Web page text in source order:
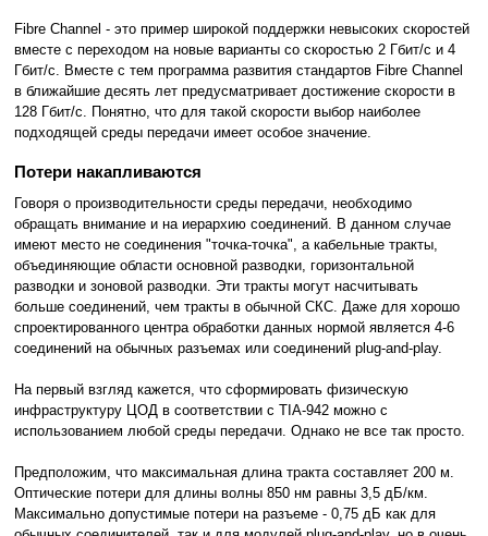
Fibre Channel - это пример широкой поддержки невысоких скоростей
вместе с переходом на новые варианты со скоростью 2 Гбит/с и 4
Гбит/с. Вместе с тем программа развития стандартов Fibre Channel
в ближайшие десять лет предусматривает достижение скорости в
128 Гбит/с. Понятно, что для такой скорости выбор наиболее
подходящей среды передачи имеет особое значение.
Потери накапливаются
Говоря о производительности среды передачи, необходимо
обращать внимание и на иерархию соединений. В данном случае
имеют место не соединения "точка-точка", а кабельные тракты,
объединяющие области основной разводки, горизонтальной
разводки и зоновой разводки. Эти тракты могут насчитывать
больше соединений, чем тракты в обычной СКС. Даже для хорошо
спроектированного центра обработки данных нормой является 4-6
соединений на обычных разъемах или соединений plug-and-play.
На первый взгляд кажется, что сформировать физическую
инфраструктуру ЦОД в соответствии с TIA-942 можно с
использованием любой среды передачи. Однако не все так просто.
Предположим, что максимальная длина тракта составляет 200 м.
Оптические потери для длины волны 850 нм равны 3,5 дБ/км.
Максимально допустимые потери на разъеме - 0,75 дБ как для